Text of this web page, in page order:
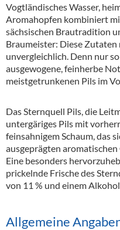
Vogtländisches Wasser,
Aromahopfen kombiniert
sächsischen Brautradition
Braumeister: Diese
unvergleichlich. Denn nur
ausgewogene, feinherbe
meistgetrunkenen Pils im
Das Sternquell Pils, die
untergäriges Pils mit
feinsahnigem Schaum, das
ausgeprägten aromatischen
Eine besonders
prickelnde Frische des
von 11 % und einem
Allgemeine